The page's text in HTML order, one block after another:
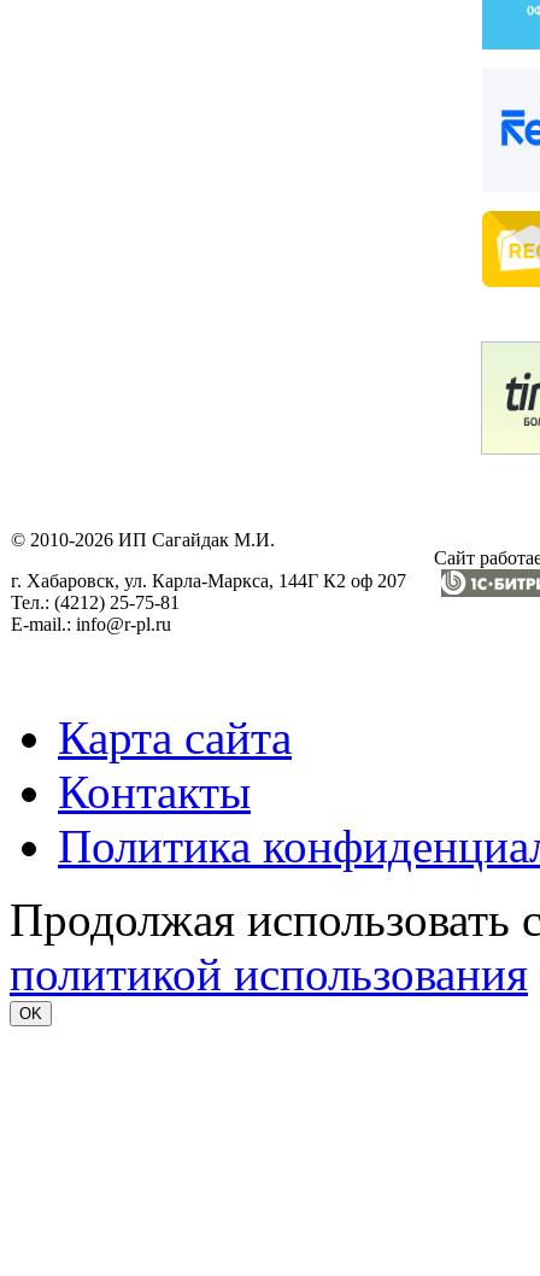
© 2010-2026 ИП Сагайдак М.И.
г. Хабаровск, ул. Карла-Маркса, 144Г К2 оф 207
Тел.: (4212) 25-75-81
E-mail.: info@r-pl.ru
Сайт
Карта сайта
Контакты
Политика
Продолжая использовать
политикой использования
OK